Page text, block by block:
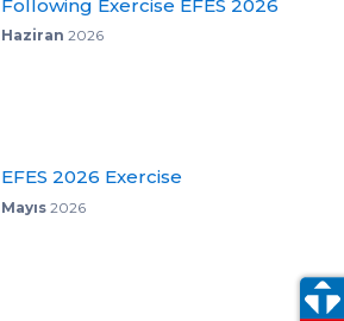
Following Exercise EFES 2026
Haziran 2026
EFES 2026 Exercise
Mayıs2026